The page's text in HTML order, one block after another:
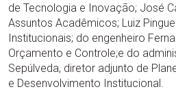
de Tecnologia e Inovação; José
Assuntos Acadêmicos; Luiz
Institucionais; do engenheiro
Orçamento e Controle;e do
Sepúlveda, diretor adjunto de
e Desenvolvimento Institucional.